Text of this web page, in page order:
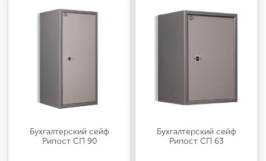
Бухгалтерский сейф
Рипост СП 90
Бухгалтерский сейф
Рипост СП 63